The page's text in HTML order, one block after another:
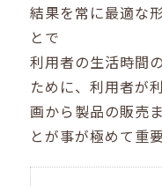
結果を常に最適な
とで
利用者の生活時間
ために、利用者が
画から製品の販売
とが事が極めて重